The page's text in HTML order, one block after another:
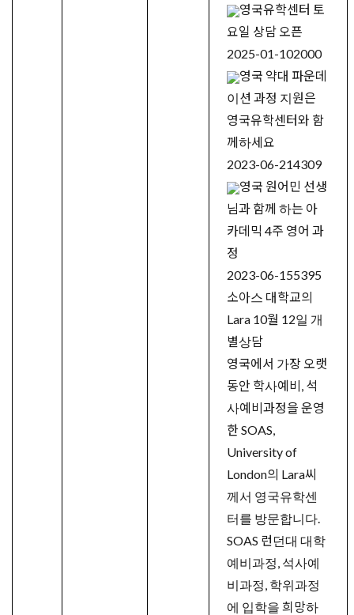
영국유학센터 토
요일 상담 오픈
2025-01-102000
영국 약대 파운데
이션 과정 지원은
영국유학센터와 함
께하세요
2023-06-214309
영국 원어민 선생
님과 함께 하는 아
카데믹 4주 영어 과
정
2023-06-155395
소아스 대학교의
Lara 10월 12일 개
별상담
영국에서 가장 오랫
동안 학사예비, 석
사예비과정을 운영
한 SOAS,
University of
London의 Lara씨
께서 영국유학센
터를 방문합니다.
SOAS 런던대 대학
예비과정, 석사예
비과정, 학위과정
에 입학을 희망하